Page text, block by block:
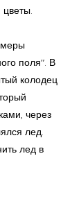
поля". В
колодец
через
лед.
лед в